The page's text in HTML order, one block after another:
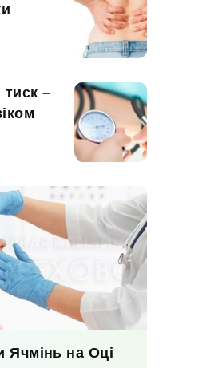
–
Ячмінь на Оці